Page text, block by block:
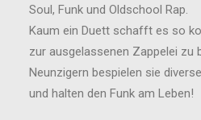
Soul, Funk und Oldschool Rap.
Kaum ein Duett schafft es so
zur ausgelassenen Zappelei zu
Neunzigern bespielen sie
und halten den Funk am Leben!